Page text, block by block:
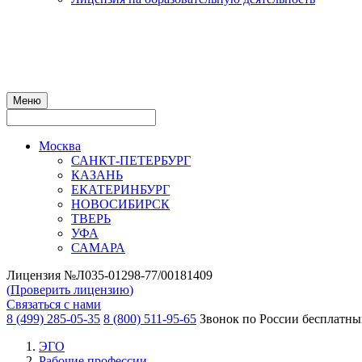
Меню
Москва
САНКТ-ПЕТЕРБУРГ
КАЗАНЬ
ЕКАТЕРИНБУРГ
НОВОСИБИРСК
ТВЕРЬ
УФА
САМАРА
Лицензия №Л035-01298-77/00181409
(Проверить лицензию)
Связаться с нами
8 (499) 285-05-35 8 (800) 511-95-65 Звонок по России
ЭГО